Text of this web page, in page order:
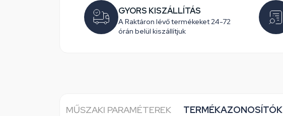
GYORS KISZÁLLÍTÁS
A Raktáron lévő termékeket 24-72
órán belül kiszállítjuk
MŰSZAKI PARAMÉTEREK TERMÉKAZONOSÍTÓK